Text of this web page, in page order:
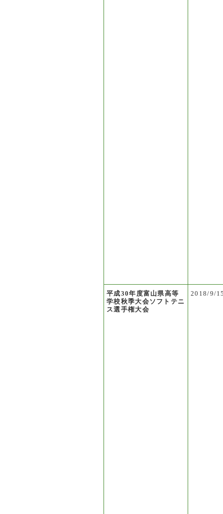
平成30年度富山県高等
学校秋季大会ソフトテニ
ス選手権大会
2018/9/